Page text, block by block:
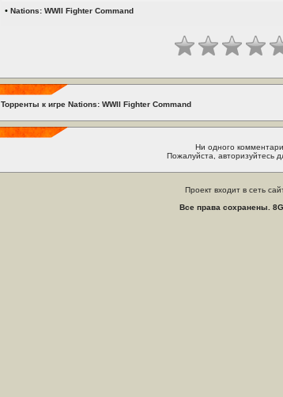
• Nations: WWII Fighter Command
Торренты к игре Nations: WWII Fighter Command
Ни одного
Пожалуйста, авторизуйтесь
Проект входит в сеть
Все права сохранены.